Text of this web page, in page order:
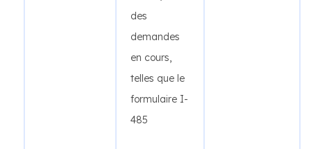
des
demandes
en cours,
telles que le
formulaire I-
485